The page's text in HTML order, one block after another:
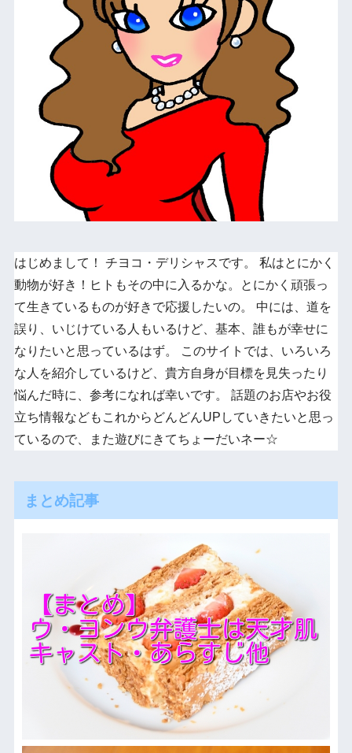
はじめまして！ チヨコ・デリシャスです。 私はとにかく
動物が好き！ヒトもその中に入るかな。とにかく頑張っ
て生きているものが好きで応援したいの。 中には、道を
誤り、いじけている人もいるけど、基本、誰もが幸せに
なりたいと思っているはず。 このサイトでは、いろいろ
な人を紹介しているけど、貴方自身が目標を見失ったり
悩んだ時に、参考になれば幸いです。 話題のお店やお役
立ち情報などもこれからどんどんUPしていきたいと思っ
ているので、また遊びにきてちょーだいネー☆
まとめ記事